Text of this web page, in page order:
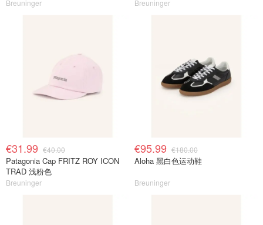
Breuninger Breuninger
€31.99 €40.00
Patagonia Cap FRITZ ROY ICON
TRAD 浅粉色
Breuninger
€95.99 €180.00
Aloha 黑白色运动鞋
Breuninger